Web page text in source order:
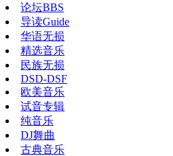
论坛BBS
导读Guide
华语无损
精选音乐
民族无损
DSD-DSF
欧美音乐
试音专辑
纯音乐
DJ舞曲
古典音乐